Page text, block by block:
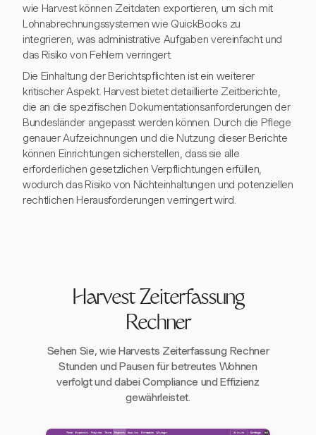
wie Harvest können Zeitdaten exportieren, um sich mit
Lohnabrechnungssystemen wie QuickBooks zu
integrieren, was administrative Aufgaben vereinfacht und
das Risiko von Fehlern verringert.
Die Einhaltung der Berichtspflichten ist ein weiterer
kritischer Aspekt. Harvest bietet detaillierte Zeitberichte,
die an die spezifischen Dokumentationsanforderungen der
Bundesländer angepasst werden können. Durch die Pflege
genauer Aufzeichnungen und die Nutzung dieser Berichte
können Einrichtungen sicherstellen, dass sie alle
erforderlichen gesetzlichen Verpflichtungen erfüllen,
wodurch das Risiko von Nichteinhaltungen und potenziellen
rechtlichen Herausforderungen verringert wird.
Harvest Zeiterfassung
Rechner
Sehen Sie, wie Harvests Zeiterfassung Rechner
Stunden und Pausen für betreutes Wohnen
verfolgt und dabei Compliance und Effizienz
gewährleistet.